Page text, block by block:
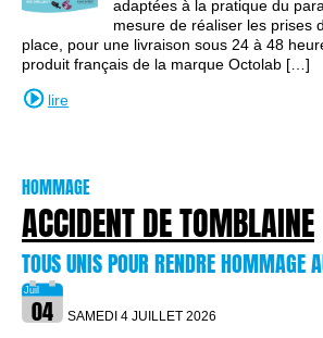
adaptées à la pratique du
mesure de réaliser les prises
place, pour une livraison sous 24 à 48
produit français de la marque Octolab […]
lire
HOMMAGE
ACCIDENT DE TOMBLAINE
TOUS UNIS POUR RENDRE HOMMAGE
SAMEDI 4 JUILLET 2026